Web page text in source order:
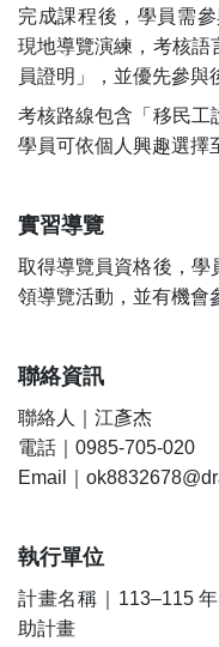
完成課程後，學員需
現地導覽演練，考核語
員證明」，並優先參與
考核路線包含「移民工
學員可依個人興趣選擇
實習導覽
取得導覽員資格後，學
領導覽活動，並有機會
聯絡資訊
聯絡人｜江彥杰
電話｜0985-705-020
Email｜
執行單位
計畫名稱｜113–115
助計畫